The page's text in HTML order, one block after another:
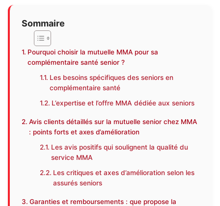
Sommaire
Pourquoi choisir la mutuelle MMA pour sa
complémentaire santé senior ?
Les besoins spécifiques des seniors en
complémentaire santé
L’expertise et l’offre MMA dédiée aux seniors
Avis clients détaillés sur la mutuelle senior chez MMA
: points forts et axes d’amélioration
Les avis positifs qui soulignent la qualité du
service MMA
Les critiques et axes d’amélioration selon les
assurés seniors
Garanties et remboursements : que propose la